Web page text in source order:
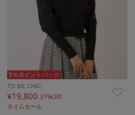
5％ポイントバック
TO BE CHIC
¥19,800 37%OFF
タイムセール